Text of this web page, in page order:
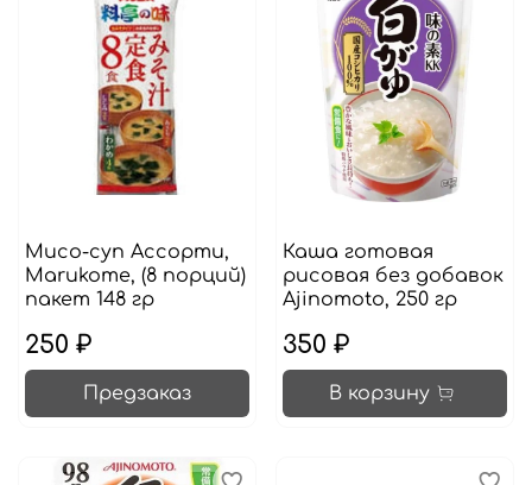
Мисо-суп Ассорти,
Marukome, (8 порций)
пакет 148 гр
250 ₽
Предзаказ
Каша готовая
рисовая без добавок
Ajinomoto, 250 гр
350 ₽
В корзину